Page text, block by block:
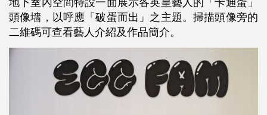
頭像墻，以呼應「破蛋而出」之主題。掃描頭像旁的
二維碼可查看藝人介紹及作品簡介。